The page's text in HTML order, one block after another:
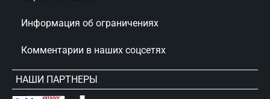
Информация об ограничениях
Комментарии в наших соцсетях
НАШИ ПАРТНЕРЫ